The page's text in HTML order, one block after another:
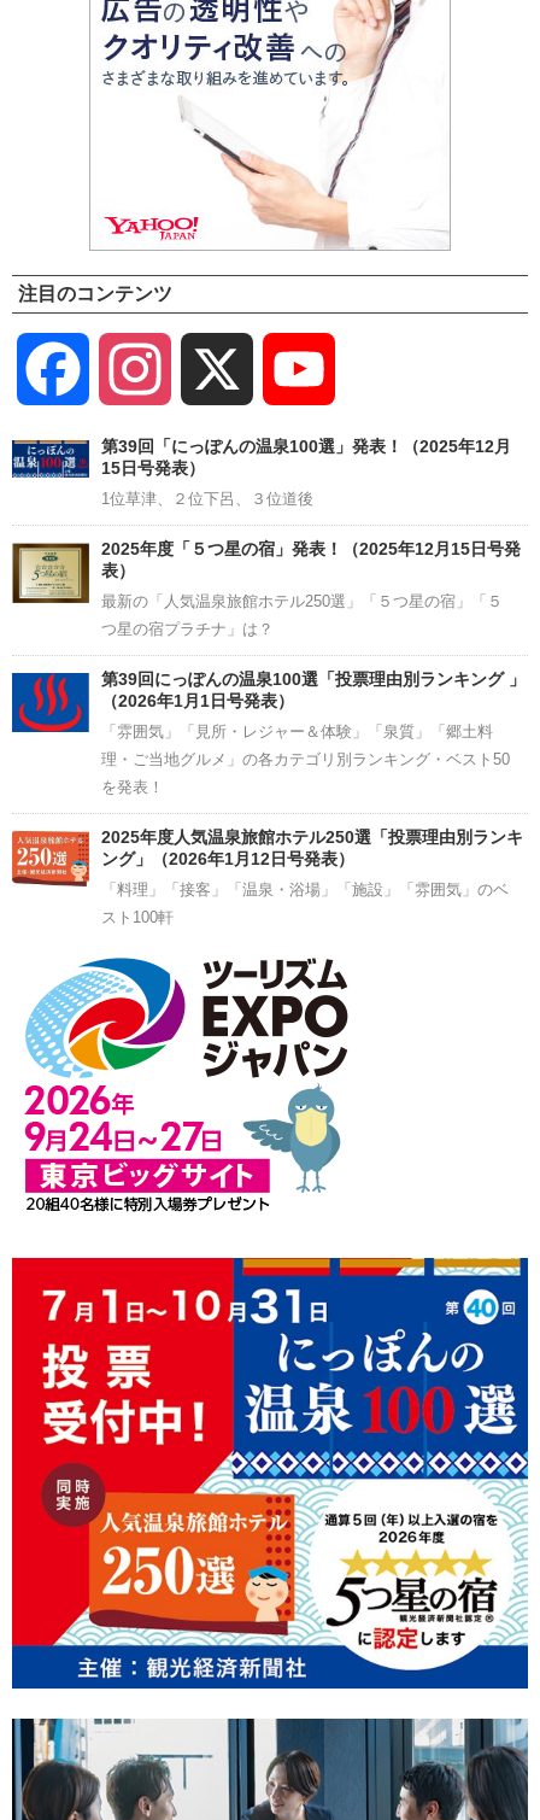
注目のコンテンツ
Facebook Instagram
Channel
第39回「にっぽんの温泉100選」発表！（2025年12月
15日号発表）
1位草津、２位下呂、３位道後
2025年度「５つ星の宿」発表！（2025年12月15日号発
表）
最新の「人気温泉旅館ホテル250選」「５つ星の宿」「５
つ星の宿プラチナ」は？
第39回にっぽんの温泉100選「投票理由別ランキング 」
（2026年1月1日号発表）
「雰囲気」「見所・レジャー＆体験」「泉質」「郷土料
理・ご当地グルメ」の各カテゴリ別ランキング・ベスト50
を発表！
2025年度人気温泉旅館ホテル250選「投票理由別ランキ
ング」（2026年1月12日号発表）
「料理」「接客」「温泉・浴場」「施設」「雰囲気」のベ
スト100軒